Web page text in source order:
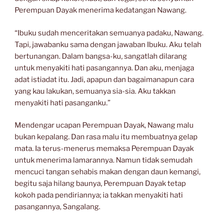
Perempuan Dayak menerima kedatangan Nawang.
“Ibuku sudah menceritakan semuanya padaku, Nawang.
Tapi, jawabanku sama dengan jawaban Ibuku. Aku telah
bertunangan. Dalam bangsa-ku, sangatlah dilarang
untuk menyakiti hati pasangannya. Dan aku, menjaga
adat istiadat itu. Jadi, apapun dan bagaimanapun cara
yang kau lakukan, semuanya sia-sia. Aku takkan
menyakiti hati pasanganku.”
Mendengar ucapan Perempuan Dayak, Nawang malu
bukan kepalang. Dan rasa malu itu membuatnya gelap
mata. Ia terus-menerus memaksa Perempuan Dayak
untuk menerima lamarannya. Namun tidak semudah
mencuci tangan sehabis makan dengan daun kemangi,
begitu saja hilang baunya, Perempuan Dayak tetap
kokoh pada pendiriannya; ia takkan menyakiti hati
pasangannya, Sangalang.